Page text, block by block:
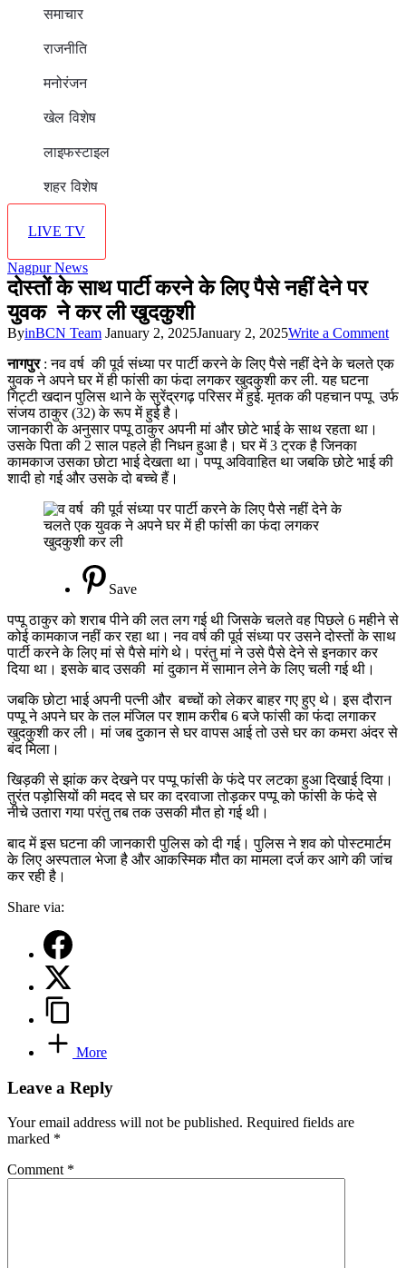
समाचार
राजनीति
मनोरंजन
खेल विशेष
लाइफस्टाइल
शहर विशेष
LIVE TV
Nagpur News
दोस्तों के साथ पार्टी करने के लिए पैसे नहीं देने पर
युवक ने कर ली खुदकुशी
ByinBCN Team January 2, 2025January 2, 2025Write a Commenton
के
पैसे
नागपुर : नव वर्ष की पूर्व संध्या पर पार्टी करने के लिए पैसे नहीं देने के चलते एक
युवक ने अपने घर में ही फांसी का फंदा लगकर खुदकुशी कर ली. यह घटना
गिट्टी खदान पुलिस थाने के सुरेंद्रगढ़ परिसर में हुई. मृतक की पहचान पप्पू उर्फ
संजय ठाकुर (32) के रूप में हुई है।
जानकारी के अनुसार पप्पू ठाकुर अपनी मां और छोटे भाई के साथ रहता था।
उसके पिता की 2 साल पहले ही निधन हुआ है। घर में 3 ट्रक है जिनका
कामकाज उसका छोटा भाई देखता था। पप्पू अविवाहित था जबकि छोटे भाई की
शादी हो गई और उसके दो बच्चे हैं।
Save
पप्पू ठाकुर को शराब पीने की लत लग गई थी जिसके चलते वह पिछले 6 महीने से
कोई कामकाज नहीं कर रहा था। नव वर्ष की पूर्व संध्या पर उसने दोस्तों के साथ
पार्टी करने के लिए मां से पैसे मांगे थे। परंतु मां ने उसे पैसे देने से इनकार कर
दिया था। इसके बाद उसकी मां दुकान में सामान लेने के लिए चली गई थी।
जबकि छोटा भाई अपनी पत्नी और बच्चों को लेकर बाहर गए हुए थे। इस दौरान
पप्पू ने अपने घर के तल मंजिल पर शाम करीब 6 बजे फांसी का फंदा लगाकर
खुदकुशी कर ली। मां जब दुकान से घर वापस आई तो उसे घर का कमरा अंदर से
बंद मिला।
खिड़की से झांक कर देखने पर पप्पू फांसी के फंदे पर लटका हुआ दिखाई दिया।
तुरंत पड़ोसियों की मदद से घर का दरवाजा तोड़कर पप्पू को फांसी के फंदे से
नीचे उतारा गया परंतु तब तक उसकी मौत हो गई थी।
बाद में इस घटना की जानकारी पुलिस को दी गई। पुलिस ने शव को पोस्टमार्टम
के लिए अस्पताल भेजा है और आकस्मिक मौत का मामला दर्ज कर आगे की जांच
कर रही है।
Share via:
More
Leave a Reply
Your email address will not be published. Required fields are
marked *
Comment *